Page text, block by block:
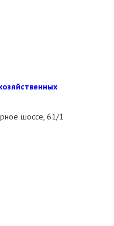
шоссе, 61/1